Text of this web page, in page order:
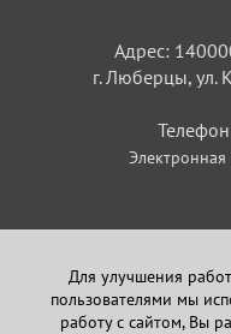
Адрес:
г. Люберцы, ул.
Электронная
Для улучшения
пользователями мы
работу с сайтом, Вы